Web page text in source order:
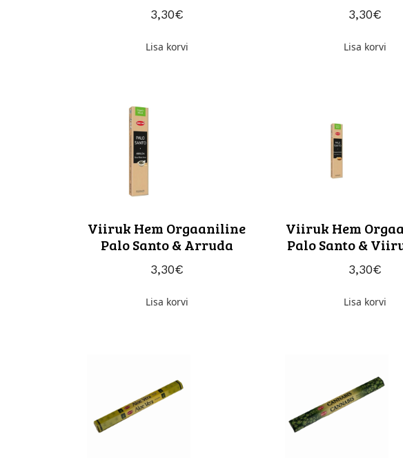
€
3,30
Lisa korvi
€
3,30
Lisa korvi
Viiruk Hem Orgaaniline
Palo Santo & Arruda
€
3,30
Lisa korvi
Viiruk Hem
Palo Santo &
€
3,30
Lisa korvi